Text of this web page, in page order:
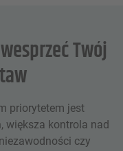
Twój
priorytetem jest
większa kontrola nad
czy